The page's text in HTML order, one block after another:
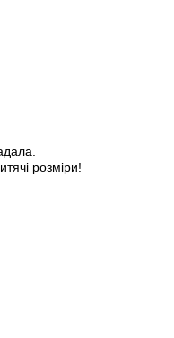
розміри!